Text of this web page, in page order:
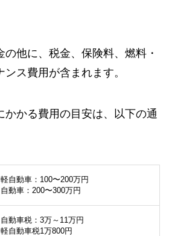
他に、税金、保険料、燃料・
ス費用が含まれます。
かかる費用の目安は、以下の通
軽自動車：100〜200万円
自動車：200〜300万円
自動車税：3万～11万円
軽自動車税1万800円